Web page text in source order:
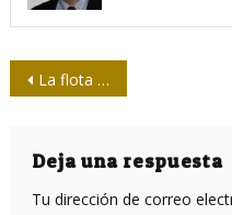
Navegación
entradas
La flota a Gaza. Preguntas que los ciudadanos israelíes deben responder
Deja una respuesta
Tu dirección de correo